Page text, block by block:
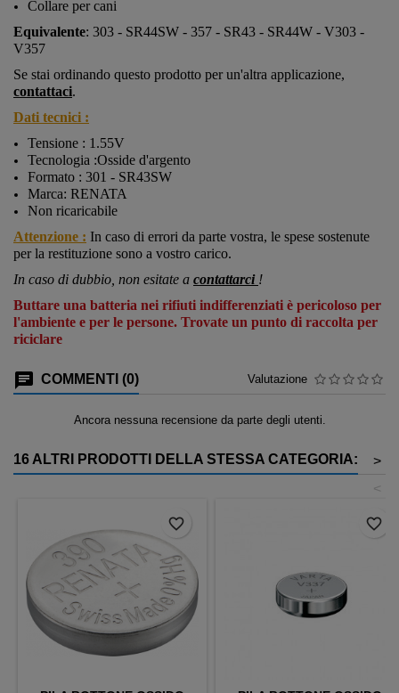
Collare per cani
Equivalente: 303 - SR44SW - 357 - SR43 - SR44W - V303 -
V357
Se stai ordinando questo prodotto per un'altra applicazione,
contattaci.
Dati tecnici :
Tensione : 1.55V
Tecnologia :Osside d'argento
Formato : 301 - SR43SW
Marca: RENATA
Non ricaricabile
Attenzione : In caso di errori da parte vostra, le spese sostenute
per la restituzione sono a vostro carico.
In caso di dubbio, non esitate a contattarci !
Buttare una batteria nei rifiuti indifferenziati è pericoloso per
l'ambiente e per le persone. Trovate un punto di raccolta per
riciclare
COMMENTI (0) Valutazione
Ancora nessuna recensione da parte degli utenti.
16 ALTRI PRODOTTI DELLA STESSA CATEGORIA:
>
<
favorite_border favorite_border